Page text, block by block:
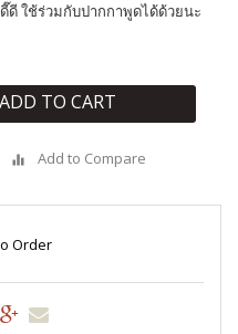
ใช้ร่วมกับปากกาพูดได้ด้วยนะ
ADD TO CART
Add to Compare
Order